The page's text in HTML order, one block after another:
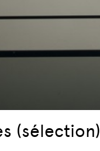
(sélection)